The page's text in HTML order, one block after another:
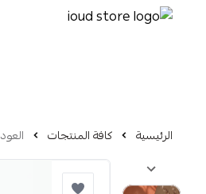
الرئيسية كافة المنتجات